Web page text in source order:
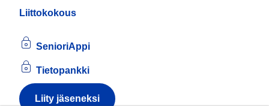
Liittokokous
SenioriAppi
Tietopankki
Liity jäseneksi